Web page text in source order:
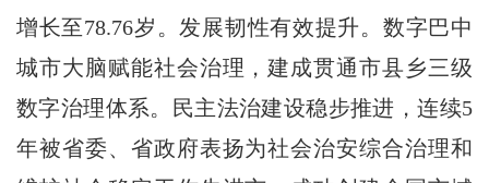
增长至78.76岁。发展韧性有效提升。数字巴中
城市大脑赋能社会治理，建成贯通市县乡三级
数字治理体系。民主法治建设稳步推进，连续5
年被省委、省政府表扬为社会治安综合治理和